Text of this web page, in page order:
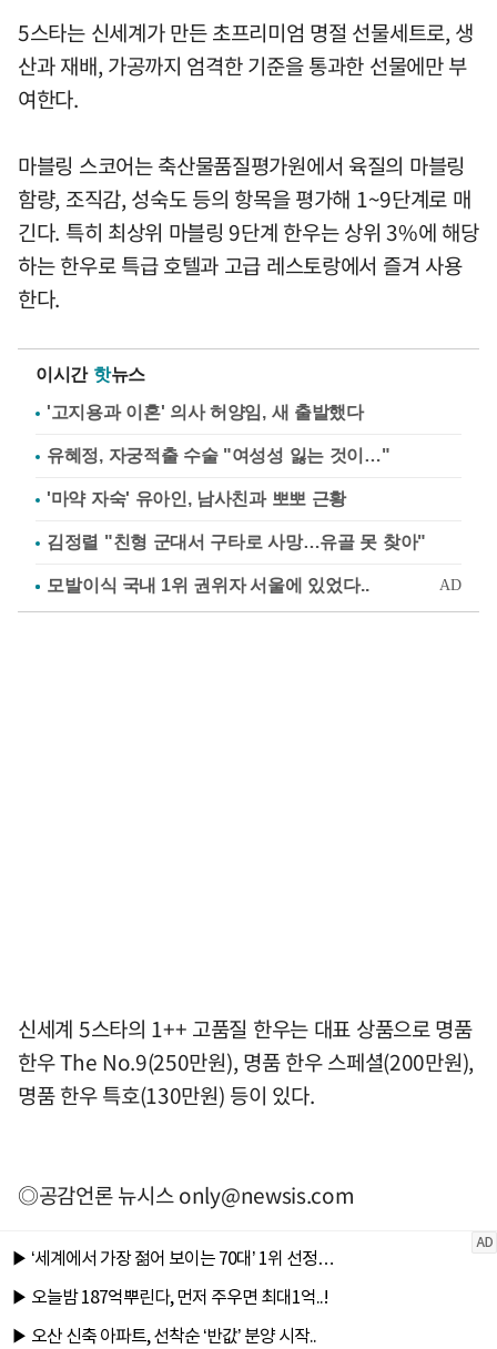
5스타는 신세계가 만든 초프리미엄 명절 선물세트로, 생
산과 재배, 가공까지 엄격한 기준을 통과한 선물에만 부
여한다.
마블링 스코어는 축산물품질평가원에서 육질의 마블링
함량, 조직감, 성숙도 등의 항목을 평가해 1~9단계로 매
긴다. 특히 최상위 마블링 9단계 한우는 상위 3%에 해당
하는 한우로 특급 호텔과 고급 레스토랑에서 즐겨 사용
한다.
이시간 핫뉴스
'고지용과 이혼' 의사 허양임, 새 출발했다
유혜정, 자궁적출 수술 "여성성 잃는 것이…"
'마약 자숙' 유아인, 남사친과 뽀뽀 근황
김정렬 "친형 군대서 구타로 사망…유골 못 찾아"
신세계 5스타의 1++ 고품질 한우는 대표 상품으로 명품
한우 The No.9(250만원), 명품 한우 스페셜(200만원),
명품 한우 특호(130만원) 등이 있다.
◎공감언론 뉴시스only@newsis.com